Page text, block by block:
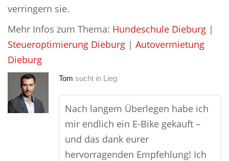
verringern sie.
Mehr Infos zum Thema: Hundeschule Dieburg |
Steueroptimierung Dieburg | Autovermietung
Dieburg
Tom sucht in Lieg
Nach langem Überlegen habe ich
mir endlich ein E-Bike gekauft –
und das dank eurer
hervorragenden Empfehlung! Ich